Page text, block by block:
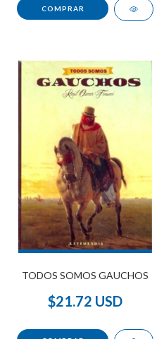
TODOS SOMOS GAUCHOS
$21.72 USD